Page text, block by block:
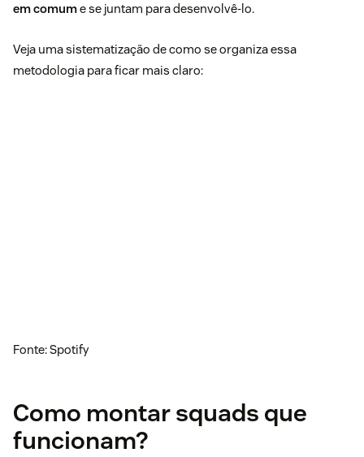
em comume se juntam para desenvolvê-lo.
Veja uma sistematização de como se organiza essa
metodologia para ficar mais claro:
Fonte: Spotify
Como montar squads que
funcionam?